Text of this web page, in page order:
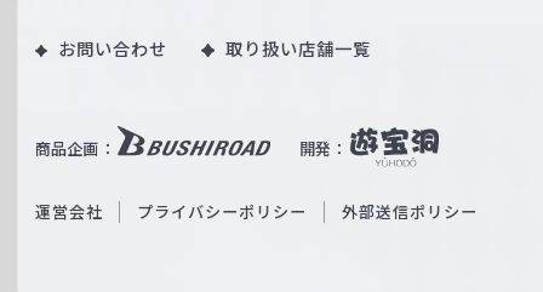
W
ß
c
商品企画： 開発：
u
b
O
お問い合わせ 取り扱い店舗一覧
運営会社 プライバシーポリシー 外部送信ポリシー